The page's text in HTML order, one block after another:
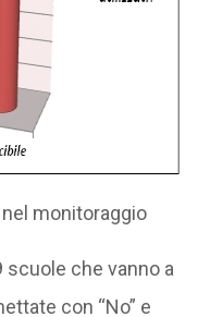
monitoraggio
scuole che vanno a
con “No” e